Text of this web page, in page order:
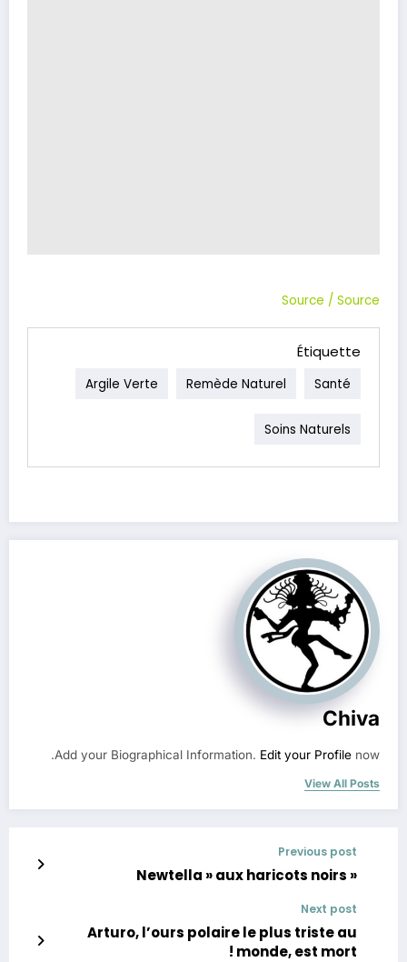
Source / Source
Étiquette
Argile Verte Remède Naturel Santé
Soins Naturels
Chiva
Add your Biographical Information. Edit your Profile now.
View All Posts
Previous post
« Newtella » aux haricots noirs
Next post
Arturo, l’ours polaire le plus triste au
monde, est mort !